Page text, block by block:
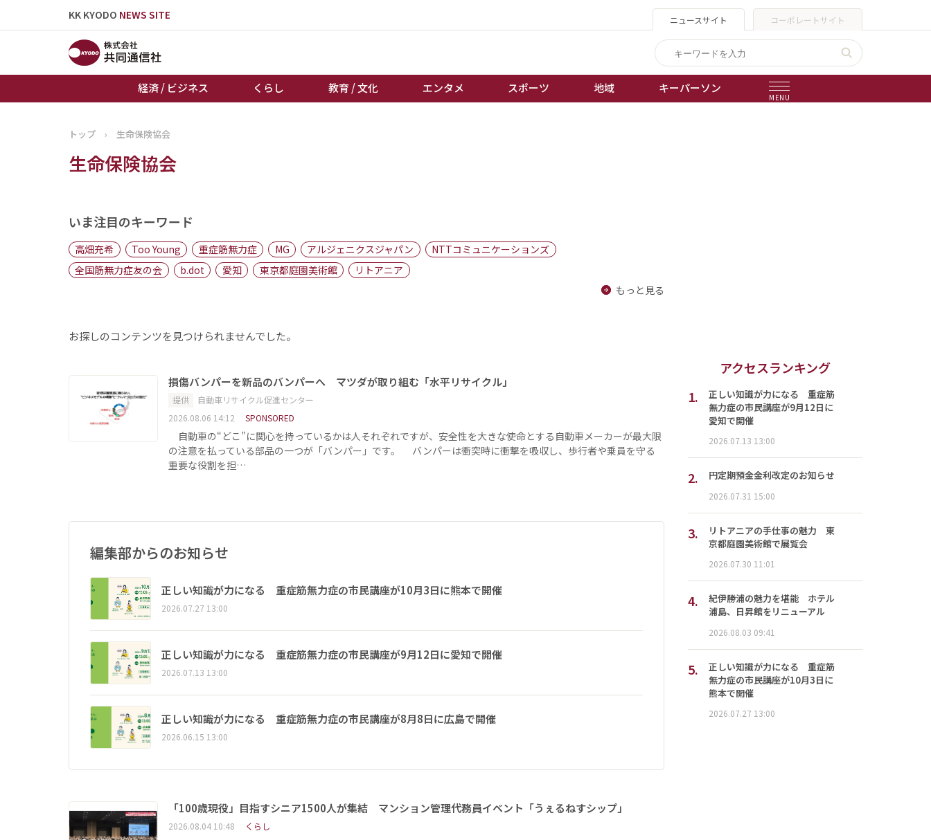
KK KYODO NEWS SITE ニュースサイト コーポレートサイト
経済 / ビジネス くらし 教育 / 文化 エンタメ スポーツ 地域 キーパーソン
MENU
トップページ
お知らせ
地域
キーパーソン
棋王戦
トップ › 生命保険協会
生命保険協会
いま注目のキーワード
高畑充希 Too Young 重症筋無力症 MG アルジェニクスジャパン
NTTコミュニケーションズ
全国筋無力症友の会
b.dot 愛知 東京都庭園美術館
リトアニア
もっと見る
お探しのコンテンツを見つけられませんでした。
損傷バンパーを新品のバンパーへ マツダが取り組む「水平リサイクル」
提供
自動車リサイクル促進センター
2026.08.06 14:12
SPONSORED
自動車の“どこ”に関心を持っているかは人それぞれですが、安全性を大きな使命とする自動車メーカーが最大限
の注意を払っている部品の一つが「バンパー」です。 バンパーは衝突時に衝撃を吸収し、歩行者や乗員を守る
重要な役割を担…
編集部からのお知らせ
正しい知識が力になる 重症筋無力症の市民講座が10月3日に熊本で開催
2026.07.27 13:00
正しい知識が力になる 重症筋無力症の市民講座が9月12日に愛知で開催
2026.07.13 13:00
正しい知識が力になる 重症筋無力症の市民講座が8月8日に広島で開催
2026.06.15 13:00
「100歳現役」目指すシニア1500人が集結 マンション管理代務員イベント「うぇるねすシップ」
2026.08.04 10:48 くらし
アクセスランキング
1.
正しい知識が力になる 重症筋
無力症の市民講座が9月12日に
愛知で開催
2026.07.13 13:00
2. 円定期預金金利改定のお知らせ
2026.07.31 15:00
3.
リトアニアの手仕事の魅力 東
京都庭園美術館で展覧会
2026.07.30 11:01
4.
紀伊勝浦の魅力を堪能 ホテル
浦島、日昇館をリニューアル
2026.08.03 09:41
5.
正しい知識が力になる 重症筋
無力症の市民講座が10月3日に
熊本で開催
2026.07.27 13:00